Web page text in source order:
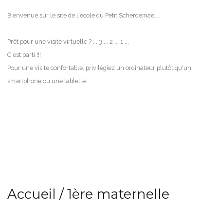
Bienvenue sur le site de l'école du Petit Scherdemael...
Prêt pour une visite virtuelle ? ... 3 ... 2 ... 1 ...
C'est parti !!!
Pour une visite confortable, privilégiez un ordinateur plutôt qu'un
smartphone ou une tablette.
Accueil / 1ère maternelle